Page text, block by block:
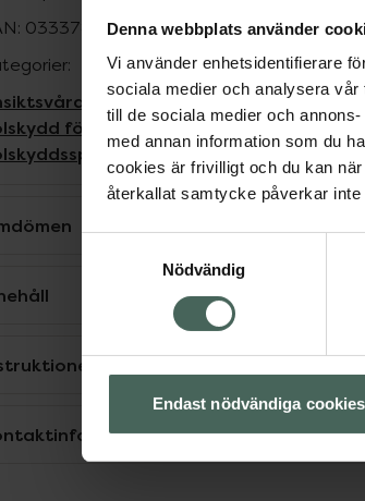
Denna webbplats använder
Vi använder enhetsidentifierare
sociala medier och analysera
till de sociala medier och
med annan information som du
cookies är frivilligt och du kan
återkallat samtycke påverkar
Nödvändig
Endast nödvändiga cookies
03337875549530
French BeautyHudvård
för ansikteSolskydd och solkräm
(SPF mist)
tillverkare